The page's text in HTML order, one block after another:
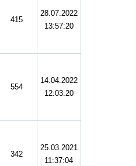
415
28.07.2022
13:57:20
554
14.04.2022
12:03:20
342
25.03.2021
11:37:04